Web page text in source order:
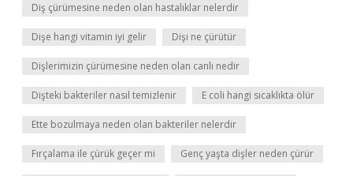
Diş çürümesine neden olan hastalıklar nelerdir
Dişe hangi vitamin iyi gelir Dişi ne çürütür
Dişlerimizin çürümesine neden olan canlı nedir
Dişteki bakteriler nasıl temizlenir E coli hangi sıcaklıkta ölür
Ette bozulmaya neden olan bakteriler nelerdir
Fırçalama ile çürük geçer mi Genç yaşta dişler neden çürür